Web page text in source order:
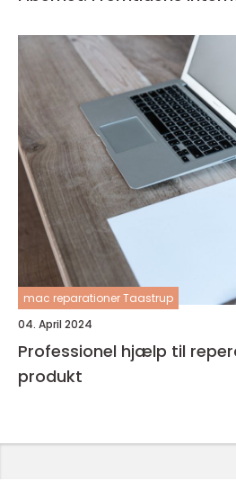
mac reparationer Taastrup
04. April 2024
Professionel hjælp til
produkt